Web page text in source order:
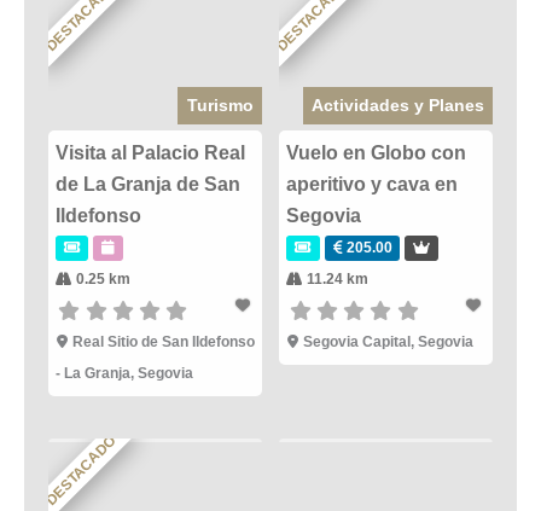
DESTACADO
Turismo
Visita al Palacio Real
de La Granja de San
Ildefonso
0.25 km
Real Sitio de San Ildefonso
- La Granja, Segovia
DESTACADO
Actividades y Planes
Vuelo en Globo con
aperitivo y cava en
Segovia
205.00
11.24 km
Segovia Capital , Segovia
DESTACADO